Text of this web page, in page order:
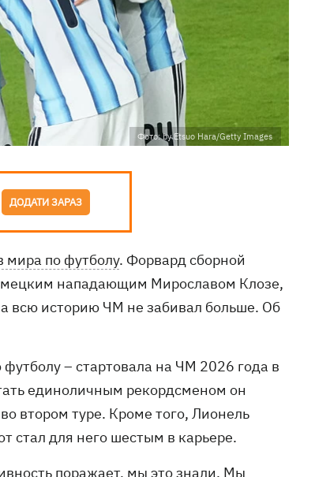
Фото: by Etsuo Hara/Getty Images
ДОДАТИ ЗАРАЗ
мира по футболу. Форвард сборной
нападающим Мирославом Клозе,
всю историю ЧМ не забивал больше. Об
– стартовала на ЧМ 2026 года в
единоличным рекордсменом он
втором туре. Кроме того, Лионель
стал для него шестым в карьере.
поражает, мы это знали. Мы